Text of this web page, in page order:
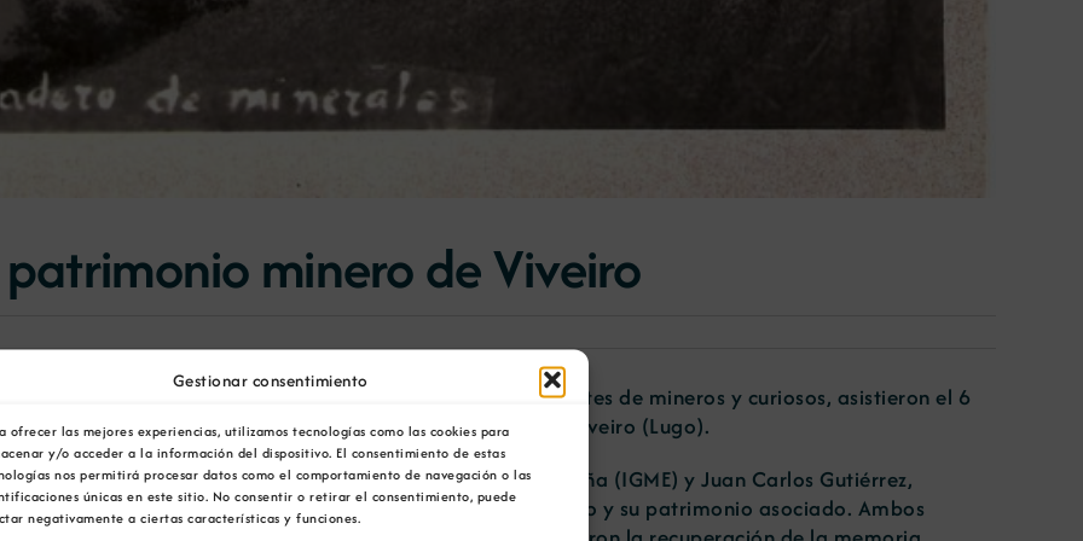
Gestionar consentimiento
ofrecer las mejores experiencias, utilizamos tecnologías como las cookies para
y/o acceder a la información del dispositivo. El consentimiento de estas
nos permitirá procesar datos como el comportamiento de navegación o las
únicas en este sitio. No consentir o retirar el consentimiento, puede
negativamente a ciertas características y funciones.
minero de Viveiro
de la asociación Minas da Silvarosa y descendientes de mineros y curiosos, asistieron el 6
minas de A Silvarosa y Galdo” que tuvo lugar en Viveiro (Lugo).
Geominero del Instituto Geológico y Minero de España (IGME) y Juan Carlos Gutiérrez,
sobre sus investigaciones en minería del hierro en Viveiro y su patrimonio asociado. Ambos